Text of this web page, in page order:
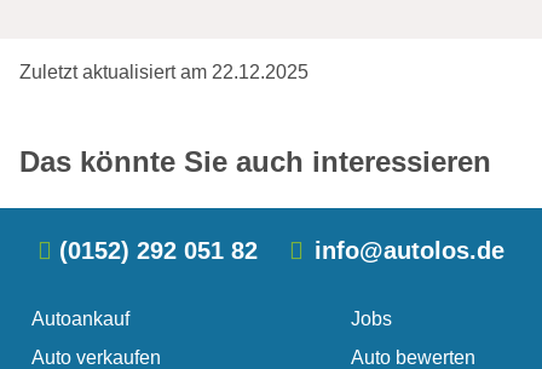
Zuletzt aktualisiert am 22.12.2025
Das könnte Sie auch interessieren
übersehenes Verkehrszeichen. Die Gründe für
finalen Autowert berechnen nur wenige Anbieter
(0152) 292 051 82 info@autolos.de
Autoankauf
Auto verkaufen
Jobs
Auto bewerten